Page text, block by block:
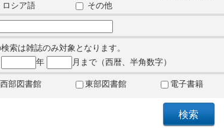
ロシア語 その他
索は雑誌のみ対象となります。
年 月まで（西暦、半角数字）
西部図書館 東部図書館 電子書籍